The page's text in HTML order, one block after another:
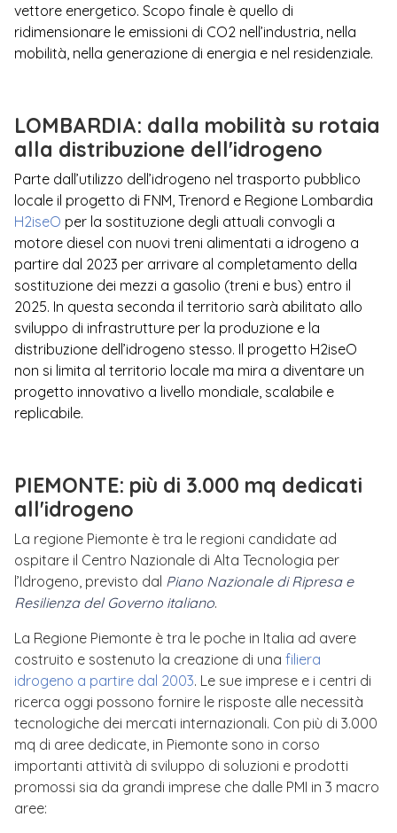
vettore energetico. Scopo finale è quello di
ridimensionare le emissioni di CO2 nell’industria, nella
mobilità, nella generazione di energia e nel residenziale.
LOMBARDIA: dalla mobilità su rotaia
alla distribuzione dell'idrogeno
Parte dall’utilizzo dell’idrogeno nel trasporto pubblico
locale il progetto di FNM, Trenord e Regione Lombardia
H2iseO per la sostituzione degli attuali convogli a
motore diesel con nuovi treni alimentati a idrogeno a
partire dal 2023 per arrivare al completamento della
sostituzione dei mezzi a gasolio (treni e bus) entro il
2025. In questa seconda il territorio sarà abilitato allo
sviluppo di infrastrutture per la produzione e la
distribuzione dell’idrogeno stesso. Il progetto H2iseO
non si limita al territorio locale ma mira a diventare un
progetto innovativo a livello mondiale, scalabile e
replicabile.
PIEMONTE: più di 3.000 mq dedicati
all'idrogeno
La regione Piemonte è tra le regioni candidate ad
ospitare il Centro Nazionale di Alta Tecnologia per
l’Idrogeno, previsto dal Piano Nazionale di Ripresa e
Resilienza del Governo italiano.
La Regione Piemonte è tra le poche in Italia ad avere
costruito e sostenuto la creazione di una filiera
idrogeno a partire dal 2003. Le sue imprese e i centri di
ricerca oggi possono fornire le risposte alle necessità
tecnologiche dei mercati internazionali. Con più di 3.000
mq di aree dedicate, in Piemonte sono in corso
importanti attività di sviluppo di soluzioni e prodotti
promossi sia da grandi imprese che dalle PMI in 3 macro
aree: